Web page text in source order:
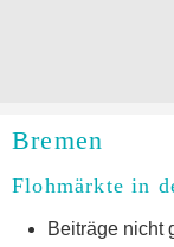
Bremen
Flohmärkte in
Beiträge nicht